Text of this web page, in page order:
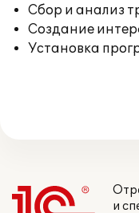
Сбор и анализ
Создание
Установка
и